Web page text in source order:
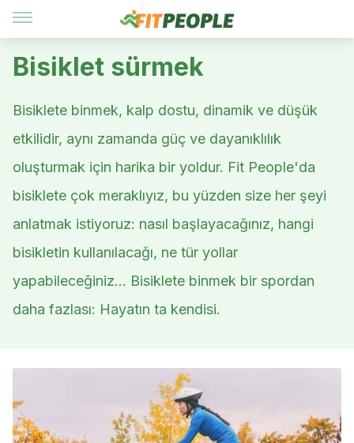
Bisiklet sürmek
Bisiklete binmek, kalp dostu, dinamik ve düşük
etkilidir, aynı zamanda güç ve dayanıklılık
oluşturmak için harika bir yoldur. Fit People'da
bisiklete çok meraklıyız, bu yüzden size her şeyi
anlatmak istiyoruz: nasıl başlayacağınız, hangi
bisikletin kullanılacağı, ne tür yollar
yapabileceğiniz… Bisiklete binmek bir spordan
daha fazlası: Hayatın ta kendisi.